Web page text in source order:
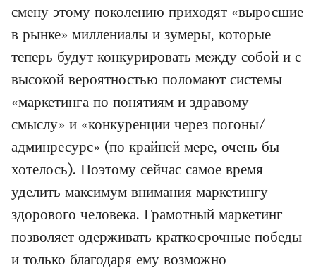
смену этому поколению приходят «выросшие
в рынке» миллениалы и зумеры, которые
теперь будут конкурировать между собой и с
высокой вероятностью поломают системы
«маркетинга по понятиям и здравому
смыслу» и «конкуренции через погоны/
админресурс» (по крайней мере, очень бы
хотелось). Поэтому сейчас самое время
уделить максимум внимания маркетингу
здорового человека. Грамотный маркетинг
позволяет одерживать краткосрочные победы
и только благодаря ему возможно